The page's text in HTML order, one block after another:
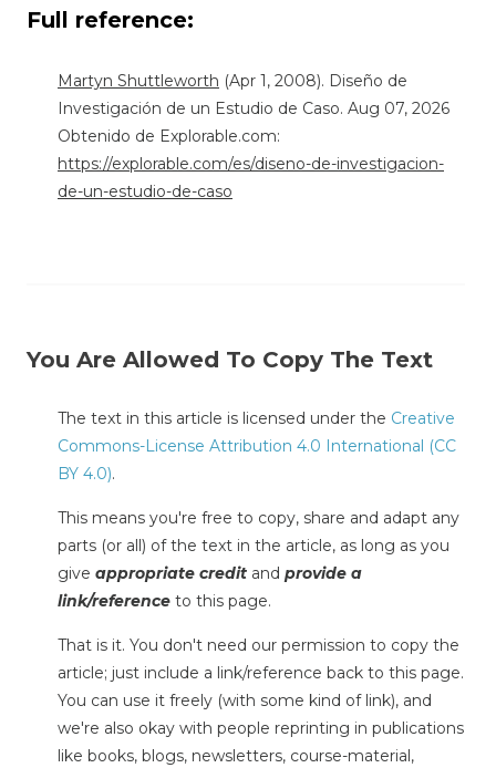
Full reference:
Martyn Shuttleworth (Apr 1, 2008). Diseño de
Investigación de un Estudio de Caso. Aug 07, 2026
Obtenido de Explorable.com:
https://explorable.com/es/diseno-de-investigacion-
de-un-estudio-de-caso
You Are Allowed To Copy The Text
The text in this article is licensed under the Creative
Commons-License Attribution 4.0 International (CC
BY 4.0).
This means you're free to copy, share and adapt any
parts (or all) of the text in the article, as long as you
give appropriate credit and provide a
link/reference to this page.
That is it. You don't need our permission to copy the
article; just include a link/reference back to this page.
You can use it freely (with some kind of link), and
we're also okay with people reprinting in publications
like books, blogs, newsletters, course-material,